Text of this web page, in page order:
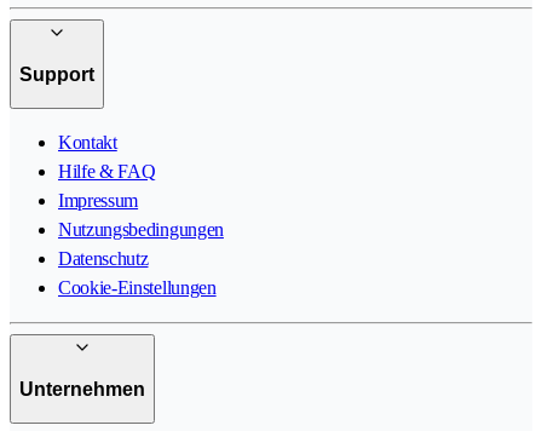
Support
Kontakt
Hilfe & FAQ
Impressum
Nutzungsbedingungen
Datenschutz
Cookie-Einstellungen
Unternehmen